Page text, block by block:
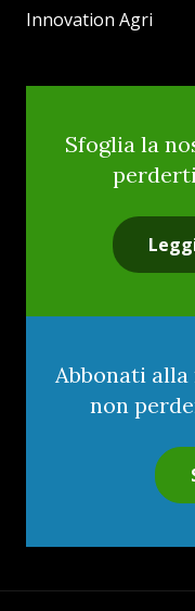
Innovation Agri
Sfoglia la
Abbonati
non